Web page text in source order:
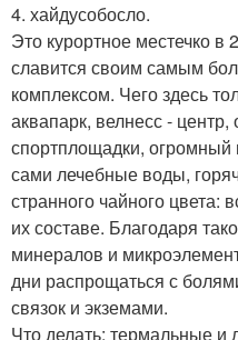
4. хайдусобосло.
Это курортное местечко в
славится своим самым
комплексом. Чего здесь
аквапарк, велнесс -
спортплощадки, огромный
сами лечебные воды,
странного чайного цвета:
их составе. Благодаря
минералов и
дни распрощаться с
связок и экземами.
Что делать: термальные